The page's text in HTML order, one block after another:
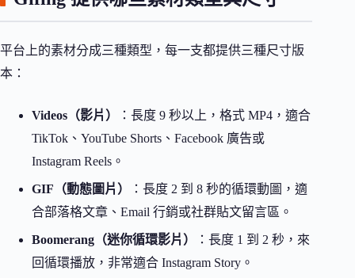
平台上的素材分成三種類型，每一支都提供三種尺寸版
本：
Videos（影片）
：長度 9 秒以上，格式 MP4，適合
TikTok、YouTube Shorts、Facebook 廣告或
Instagram Reels。
GIF（動態圖片）
：長度 2 到 8 秒的循環動圖，適
合部落格文章、Email 行銷或社群貼文留言區。
Boomerang（迷你循環影片）
：長度 1 到 2 秒，來
回循環播放，非常適合 Instagram Story。